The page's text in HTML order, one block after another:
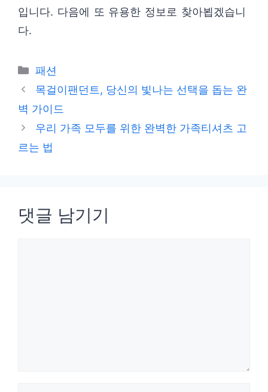
입니다. 다음에 또 유용한 정보로 찾아뵙겠습니
다.
카
테
리
패션
목걸이팬던트, 당신의 빛나는 선택을 돕는 완
벽 가이드
우리 가족 모두를 위한 완벽한 가족티셔츠 고
르는 법
댓글 남기기